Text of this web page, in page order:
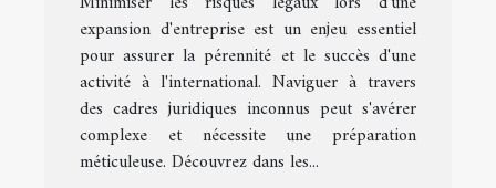
expansion d'entreprise
expansion d'entreprise est un enjeu essentiel
pour assurer la pérennité et le succès d'une
activité à l'international. Naviguer à travers
des cadres juridiques inconnus peut s'avérer
complexe et nécessite une préparation
méticuleuse. Découvrez dans les...